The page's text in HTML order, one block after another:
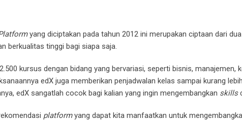
yang diciptakan pada tahun 2012 ini merupakan ciptaan dari
berkualitas tinggi bagi siapa saja.
kursus dengan bidang yang bervariasi, seperti bisnis, manajemen,
edX juga memberikan penjadwalan kelas sampai kurang
edX sangatlah cocok bagi kalian yang ingin mengembangkan skills
platformyang dapat kita manfaatkan untuk